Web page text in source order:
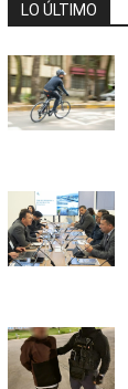
LO ÚLTIMO